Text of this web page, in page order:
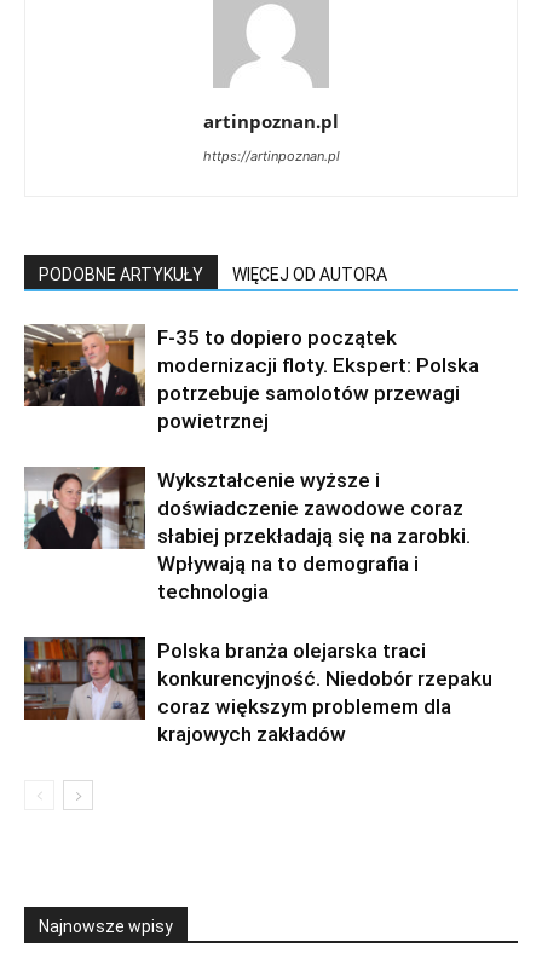
artinpoznan.pl
https://artinpoznan.pl
PODOBNE ARTYKUŁY WIĘCEJ OD AUTORA
F-35 to dopiero początek
modernizacji floty. Ekspert: Polska
potrzebuje samolotów przewagi
powietrznej
Wykształcenie wyższe i
doświadczenie zawodowe coraz
słabiej przekładają się na zarobki.
Wpływają na to demografia i
technologia
Polska branża olejarska traci
konkurencyjność. Niedobór rzepaku
coraz większym problemem dla
krajowych zakładów
Najnowsze wpisy